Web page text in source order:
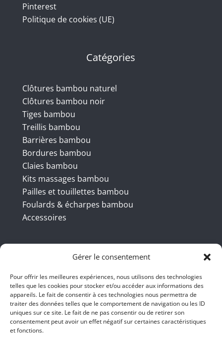
Gérer le consentement
Pour offrir les meilleures expériences, nous utilisons des technologies
telles que les cookies pour stocker et/ou accéder aux informations des
appareils. Le fait de consentir à ces technologies nous permettra de
traiter des données telles que le comportement de navigation ou les ID
uniques sur ce site. Le fait de ne pas consentir ou de retirer son
consentement peut avoir un effet négatif sur certaines caractéristiques
et fonctions.
Pinterest
Politique de cookies (UE)
Catégories
Clôtures bambou naturel
Clôtures bambou noir
Tiges bambou
Treillis bambou
Barrières bambou
Bordures bambou
Claies bambou
Kits massages bambou
Pailles et touillettes bambou
Foulards & écharpes bambou
Accessoires
Coordonnées
BBB INT LTD – RUE DU BAMBOU.COM
145 rue de la République 95100
Argenteuil